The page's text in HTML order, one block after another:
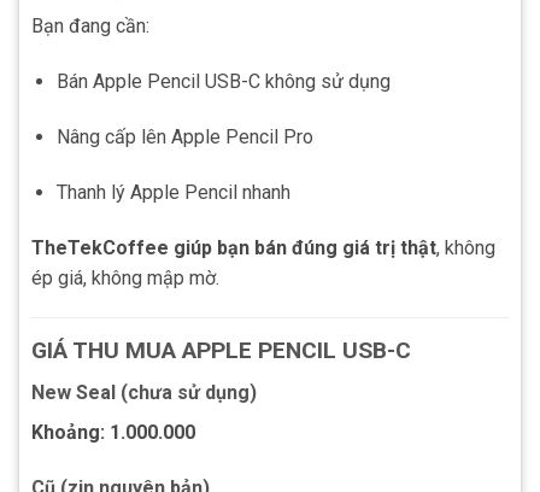
Bạn đang cần:
Bán Apple Pencil USB-C không sử dụng
Nâng cấp lên Apple Pencil Pro
Thanh lý Apple Pencil nhanh
TheTekCoffee giúp bạn bán đúng giá trị thật, không
ép giá, không mập mờ.
GIÁ THU MUA APPLE PENCIL USB-C
New Seal (chưa sử dụng)
Khoảng: 1.000.000